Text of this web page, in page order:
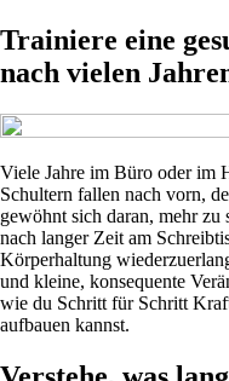
Trainiere eine
nach vielen
Viele Jahre im Büro oder im
Schultern fallen nach vorn,
gewöhnt sich daran, mehr zu
nach langer Zeit am
Körperhaltung
und kleine, konsequente
wie du Schritt für Schritt
aufbauen kannst.